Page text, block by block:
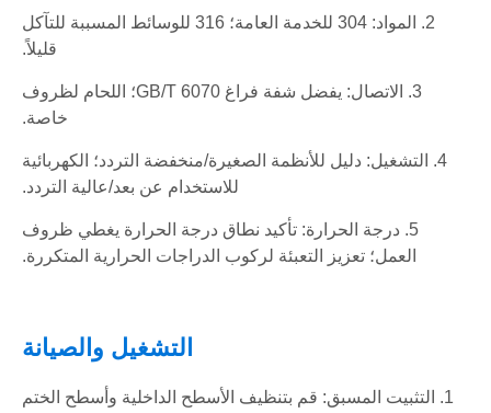
2. المواد: 304 للخدمة العامة؛ 316 للوسائط المسببة للتآكل
قليلاً.
3. الاتصال: يفضل شفة فراغ GB/T 6070؛ اللحام لظروف
خاصة.
4. التشغيل: دليل للأنظمة الصغيرة/منخفضة التردد؛ الكهربائية
للاستخدام عن بعد/عالية التردد.
5. درجة الحرارة: تأكيد نطاق درجة الحرارة يغطي ظروف
العمل؛ تعزيز التعبئة لركوب الدراجات الحرارية المتكررة.
التشغيل والصيانة
1. التثبيت المسبق: قم بتنظيف الأسطح الداخلية وأسطح الختم